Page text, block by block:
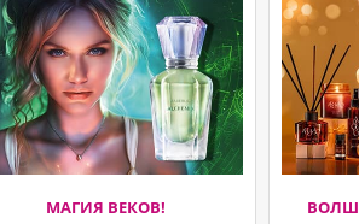
МАГИЯ ВЕКОВ!